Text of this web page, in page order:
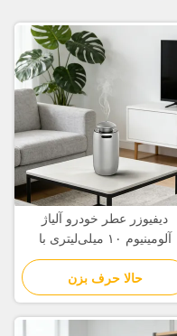
دیفیوزر عطر خودرو آلیاژ
آلومینیوم ۱۰ میلی‌لیتری با
مولکول‌های معطر نانومتری
حالا حرف بزن